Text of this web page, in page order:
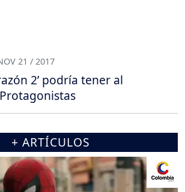
21 / 2017
2’ podría tener al
+ ARTÍCULOS